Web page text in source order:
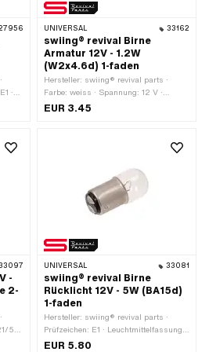
·
·
UNIVERSAL 33162
swiing® revival Birne
Armatur 12V - 1.2W
(W2x4.6d) 1-faden
Hersteller: swiing® revival parts ·
Farbe: weiss · Spannung: 12 V ·
Leuchtmittelfassung: W2x4.6d ·
EUR 3.45
-
2-
5W
UNIVERSAL 33081
swiing® revival Birne
Rücklicht 12V - 5W (BA15d)
1-faden
Hersteller: swiing® revival parts ·
Prüfzeichen: E1 · Leuchtmittelfassung:
BA15d · Spannung: 12 V · Leistung: 5
EUR 5.80